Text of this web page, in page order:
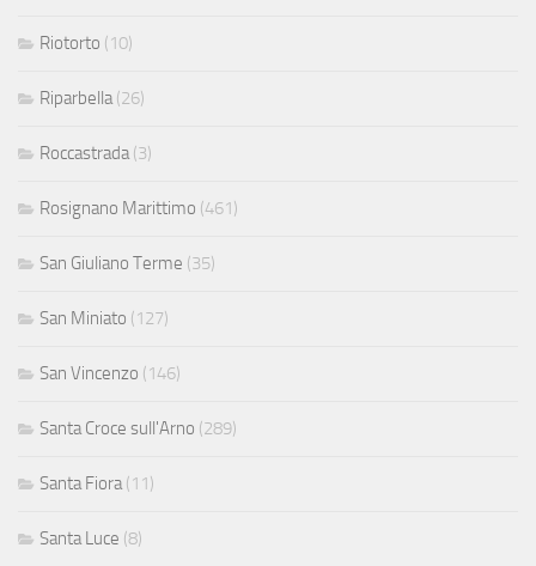
Riotorto (10)
Riparbella (26)
Roccastrada (3)
Rosignano Marittimo (461)
San Giuliano Terme (35)
San Miniato (127)
San Vincenzo (146)
Santa Croce sull'Arno (289)
Santa Fiora (11)
Santa Luce (8)